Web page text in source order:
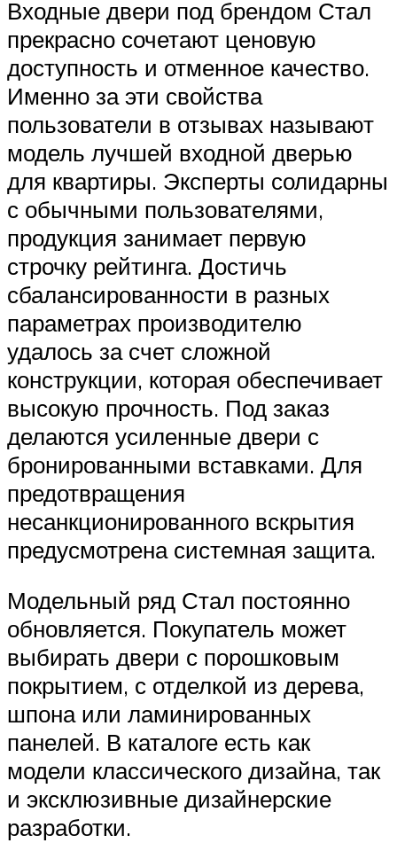
Входные двери под брендом Стал
прекрасно сочетают ценовую
доступность и отменное качество.
Именно за эти свойства
пользователи в отзывах называют
модель лучшей входной дверью
для квартиры. Эксперты солидарны
с обычными пользователями,
продукция занимает первую
строчку рейтинга. Достичь
сбалансированности в разных
параметрах производителю
удалось за счет сложной
конструкции, которая обеспечивает
высокую прочность. Под заказ
делаются усиленные двери с
бронированными вставками. Для
предотвращения
несанкционированного вскрытия
предусмотрена системная защита.
Модельный ряд Стал постоянно
обновляется. Покупатель может
выбирать двери с порошковым
покрытием, с отделкой из дерева,
шпона или ламинированных
панелей. В каталоге есть как
модели классического дизайна, так
и эксклюзивные дизайнерские
разработки.